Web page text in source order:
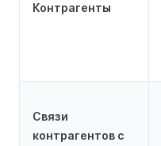
Контрагенты
Связи
контрагентов с